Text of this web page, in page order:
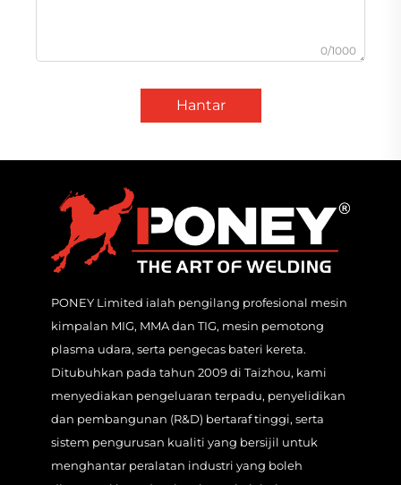
0/1000
Hantar
PONEY Limited ialah pengilang profesional mesin
kimpalan MIG, MMA dan TIG, mesin pemotong
plasma udara, serta pengecas bateri kereta.
Ditubuhkan pada tahun 2009 di Taizhou, kami
menyediakan pengeluaran terpadu, penyelidikan
dan pembangunan (R&D) bertaraf tinggi, serta
sistem pengurusan kualiti yang bersijil untuk
menghantar peralatan industri yang boleh